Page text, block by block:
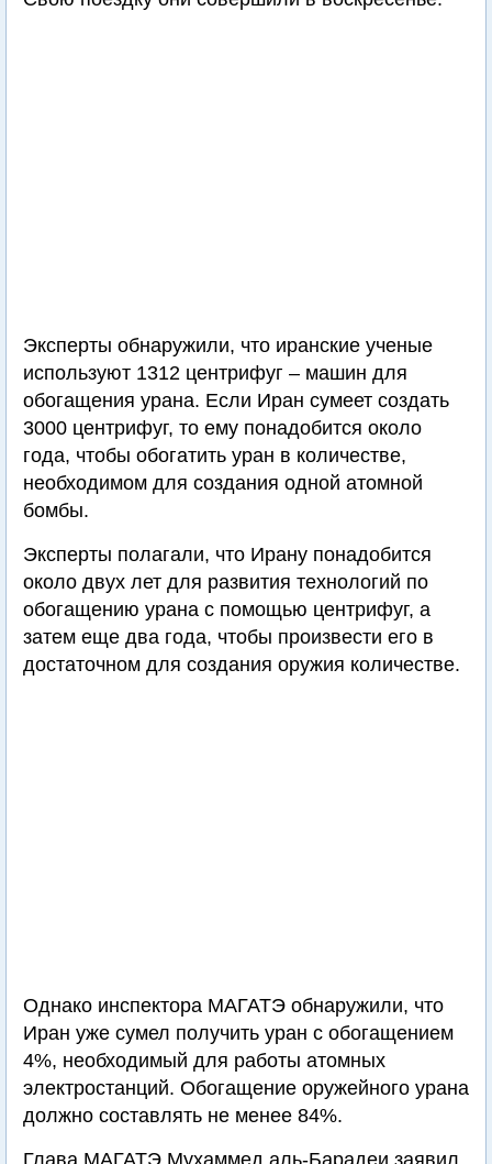
Эксперты обнаружили, что иранские ученые
используют 1312 центрифуг – машин для
обогащения урана. Если Иран сумеет создать
3000 центрифуг, то ему понадобится около
года, чтобы обогатить уран в количестве,
необходимом для создания одной атомной
бомбы.
Эксперты полагали, что Ирану понадобится
около двух лет для развития технологий по
обогащению урана с помощью центрифуг, а
затем еще два года, чтобы произвести его в
достаточном для создания оружия количестве.
Однако инспектора МАГАТЭ обнаружили, что
Иран уже сумел получить уран с обогащением
4%, необходимый для работы атомных
электростанций. Обогащение оружейного урана
должно составлять не менее 84%.
Глава МАГАТЭ Мухаммед аль-Барадеи заявил,